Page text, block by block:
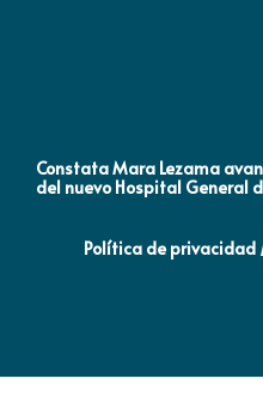
Constata Mara Lezama
del nuevo Hospital General
Política de privacidad